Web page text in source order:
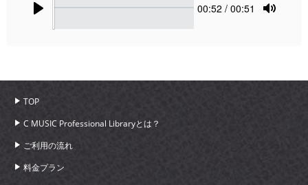
Current
00:52 / 00:51
TOP
C MUSIC Professional Libraryとは？
ご利用の流れ
料金プラン